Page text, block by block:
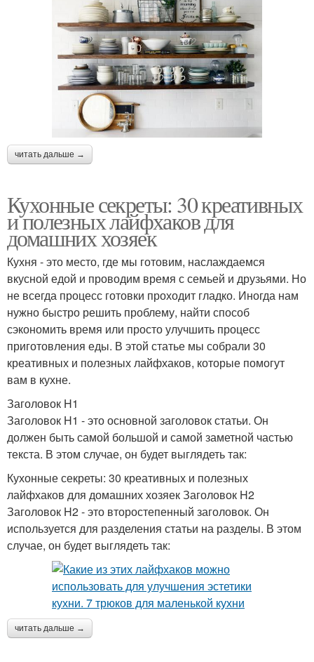
читать дальше →
Кухонные секреты: 30 креативных
и полезных лайфхаков для
домашних хозяек
Кухня - это место, где мы готовим, наслаждаемся
вкусной едой и проводим время с семьей и друзьями. Но
не всегда процесс готовки проходит гладко. Иногда нам
нужно быстро решить проблему, найти способ
сэкономить время или просто улучшить процесс
приготовления еды. В этой статье мы собрали 30
креативных и полезных лайфхаков, которые помогут
вам в кухне.
Заголовок H1
Заголовок H1 - это основной заголовок статьи. Он
должен быть самой большой и самой заметной частью
текста. В этом случае, он будет выглядеть так:
Кухонные секреты: 30 креативных и полезных
лайфхаков для домашних хозяек Заголовок H2
Заголовок H2 - это второстепенный заголовок. Он
используется для разделения статьи на разделы. В этом
случае, он будет выглядеть так:
читать дальше →